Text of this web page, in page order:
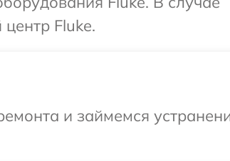
Fluke.
и займемся